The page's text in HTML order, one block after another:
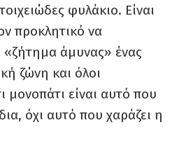
φυλάκιο. Είναι
προκλητικό να
«ζήτημα άμυνας» ένας
ζώνη και όλοι
μονοπάτι είναι αυτό που
όχι αυτό που χαράζει η